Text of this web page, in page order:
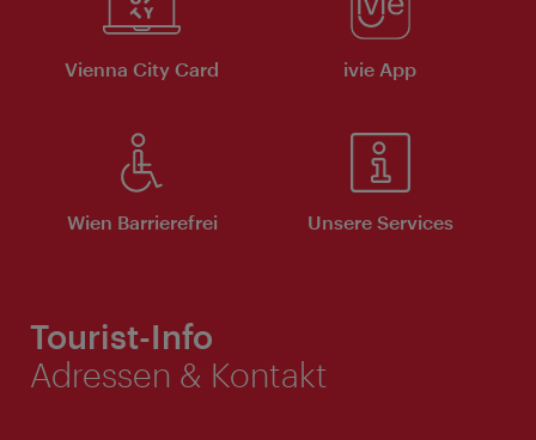
Vienna City Card ivie App
Wien Barrierefrei Unsere Services
Tourist-Info
Adressen & Kontakt